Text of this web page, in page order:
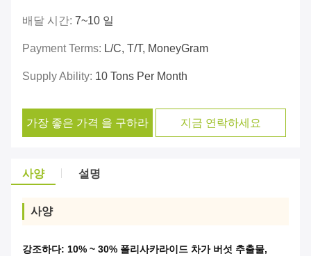
배달 시간: 7~10 일
Payment Terms: L/C, T/T, MoneyGram
Supply Ability: 10 Tons Per Month
가장 좋은 가격 을 구하라 지금 연락하세요
사양 설명
사양
강조하다: 10% ~ 30% 폴리사카라이드 차가 버섯 추출물,